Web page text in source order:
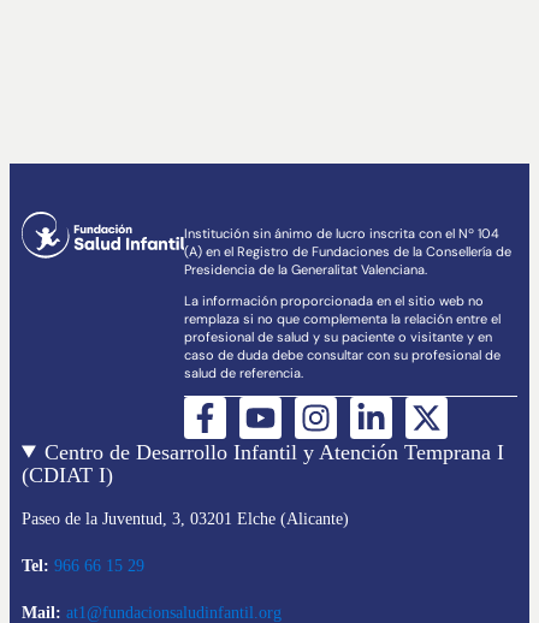
Centro de Desarrollo Infantil y Atención Temprana I
(CDIAT I)
Paseo de la Juventud, 3, 03201 Elche (Alicante)
Tel: 966 66 15 29
Mail: at1@fundacionsaludinfantil.org
Institución sin ánimo de lucro inscrita con el Nº 104
(A) en el Registro de Fundaciones de la Consellería de
Presidencia de la Generalitat Valenciana.
La información proporcionada en el sitio web no
remplaza si no que complementa la relación entre el
profesional de salud y su paciente o visitante y en
caso de duda debe consultar con su profesional de
salud de referencia.